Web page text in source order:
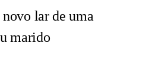
lar de uma
marido